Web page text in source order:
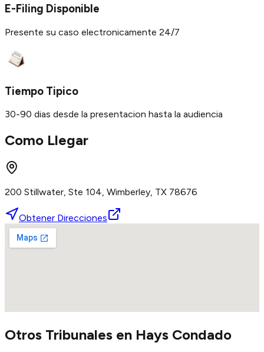
E-Filing Disponible
Presente su caso electronicamente 24/7
Tiempo Tipico
30-90 dias desde la presentacion hasta la audiencia
Como Llegar
200 Stillwater, Ste 104, Wimberley, TX 78676
Obtener Direcciones
Otros Tribunales en Hays Condado